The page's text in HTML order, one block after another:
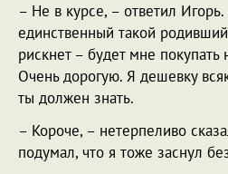
– Не в курсе, – ответил
единственный такой
рискнет – будет мне
Очень дорогую. Я дешевку
ты должен знать.
– Короче, – нетерпеливо
подумал, что я тоже заснул